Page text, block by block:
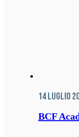
14 Luglio
BCF